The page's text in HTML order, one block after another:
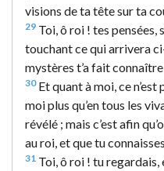
visions de ta tête sur ta
29 Toi, ô roi ! tes pensées,
touchant ce qui arrivera
mystères t’a fait
30Et quant à moi, ce n’est
moi plus qu’en tous les
révélé ; mais c’est afin
au roi, et que tu
31 Toi, ô roi ! tu